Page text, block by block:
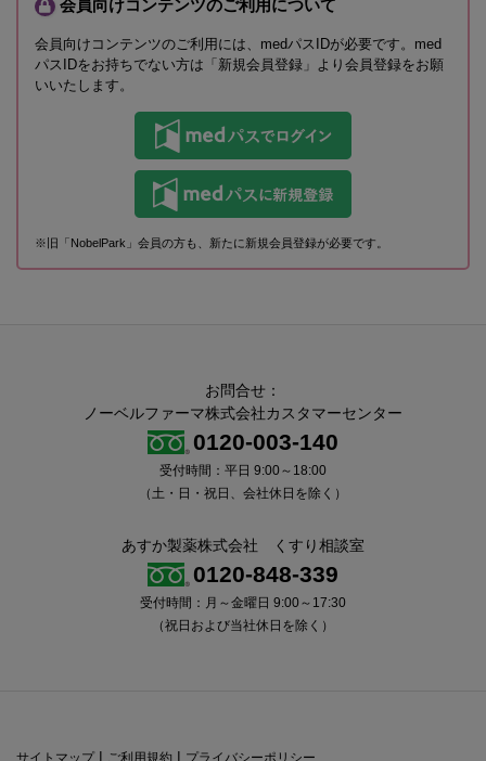
会員向けコンテンツのご利用について
会員向けコンテンツのご利用には、medパスIDが必要です。med
パスIDをお持ちでない方は「新規会員登録」より会員登録をお願
いいたします。
※旧「NobelPark」会員の方も、新たに新規会員登録が必要です。
お問合せ：
ノーベルファーマ株式会社カスタマーセンター
0120-003-140
受付時間：平日 9:00～18:00
（土・日・祝日、会社休日を除く）
あすか製薬株式会社 くすり相談室
0120-848-339
受付時間：月～金曜日 9:00～17:30
（祝日および当社休日を除く）
| |